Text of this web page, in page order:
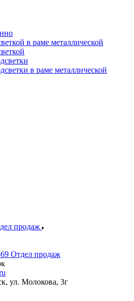
в раме металлической
в раме металлической
продаж
Отдел продаж
ул. Молокова, 3г